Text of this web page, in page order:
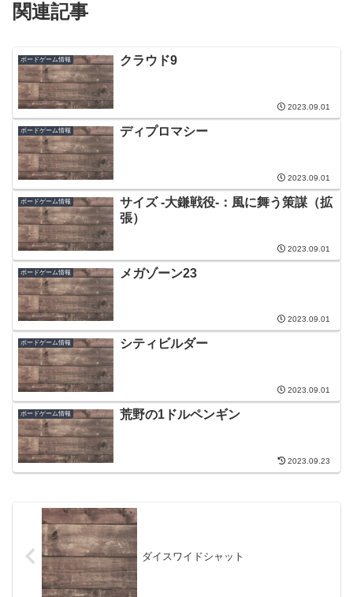
関連記事
ボードゲーム情報 クラウド9
2023.09.01
ボードゲーム情報 ディプロマシー
2023.09.01
ボードゲーム情報
サイズ -大鎌戦役-：風に舞う策謀（拡
張）
2023.09.01
ボードゲーム情報 メガゾーン23
2023.09.01
ボードゲーム情報 シティビルダー
2023.09.01
ボードゲーム情報 荒野の1ドルペンギン
2023.09.23
ダイスワイドシャット